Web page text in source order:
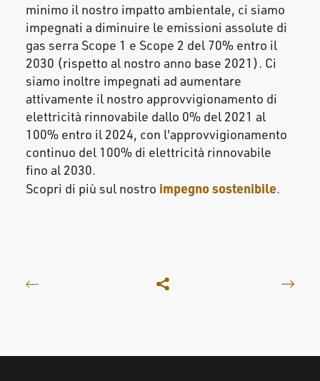
minimo il nostro impatto ambientale, ci siamo
impegnati a diminuire le emissioni assolute di
gas serra Scope 1 e Scope 2 del 70% entro il
2030 (rispetto al nostro anno base 2021). Ci
siamo inoltre impegnati ad aumentare
attivamente il nostro approvvigionamento di
elettricità rinnovabile dallo 0% del 2021 al
100% entro il 2024, con l'approvvigionamento
continuo del 100% di elettricità rinnovabile
fino al 2030.
Scopri di più sul nostro impegno sostenibile.